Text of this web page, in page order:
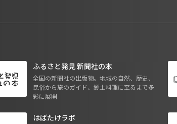
ふるさと発見 新聞社の本
全国の新聞社の出版物。地域の自然、歴史、
民俗から旅のガイド、郷土料理に至るまで多
彩に展開
はばたけラボ